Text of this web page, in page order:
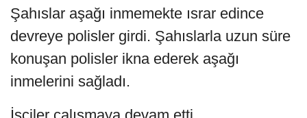
Şahıslar aşağı inmemekte ısrar edince
devreye polisler girdi. Şahıslarla uzun süre
konuşan polisler ikna ederek aşağı
inmelerini sağladı.